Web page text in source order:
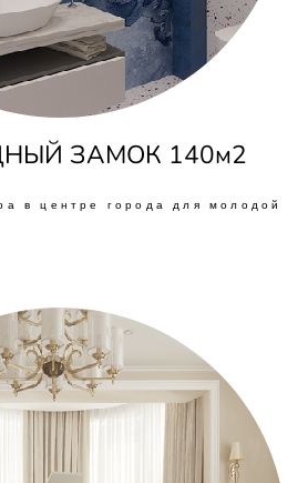
ЗАМОК 140м2
в центре города для молодой